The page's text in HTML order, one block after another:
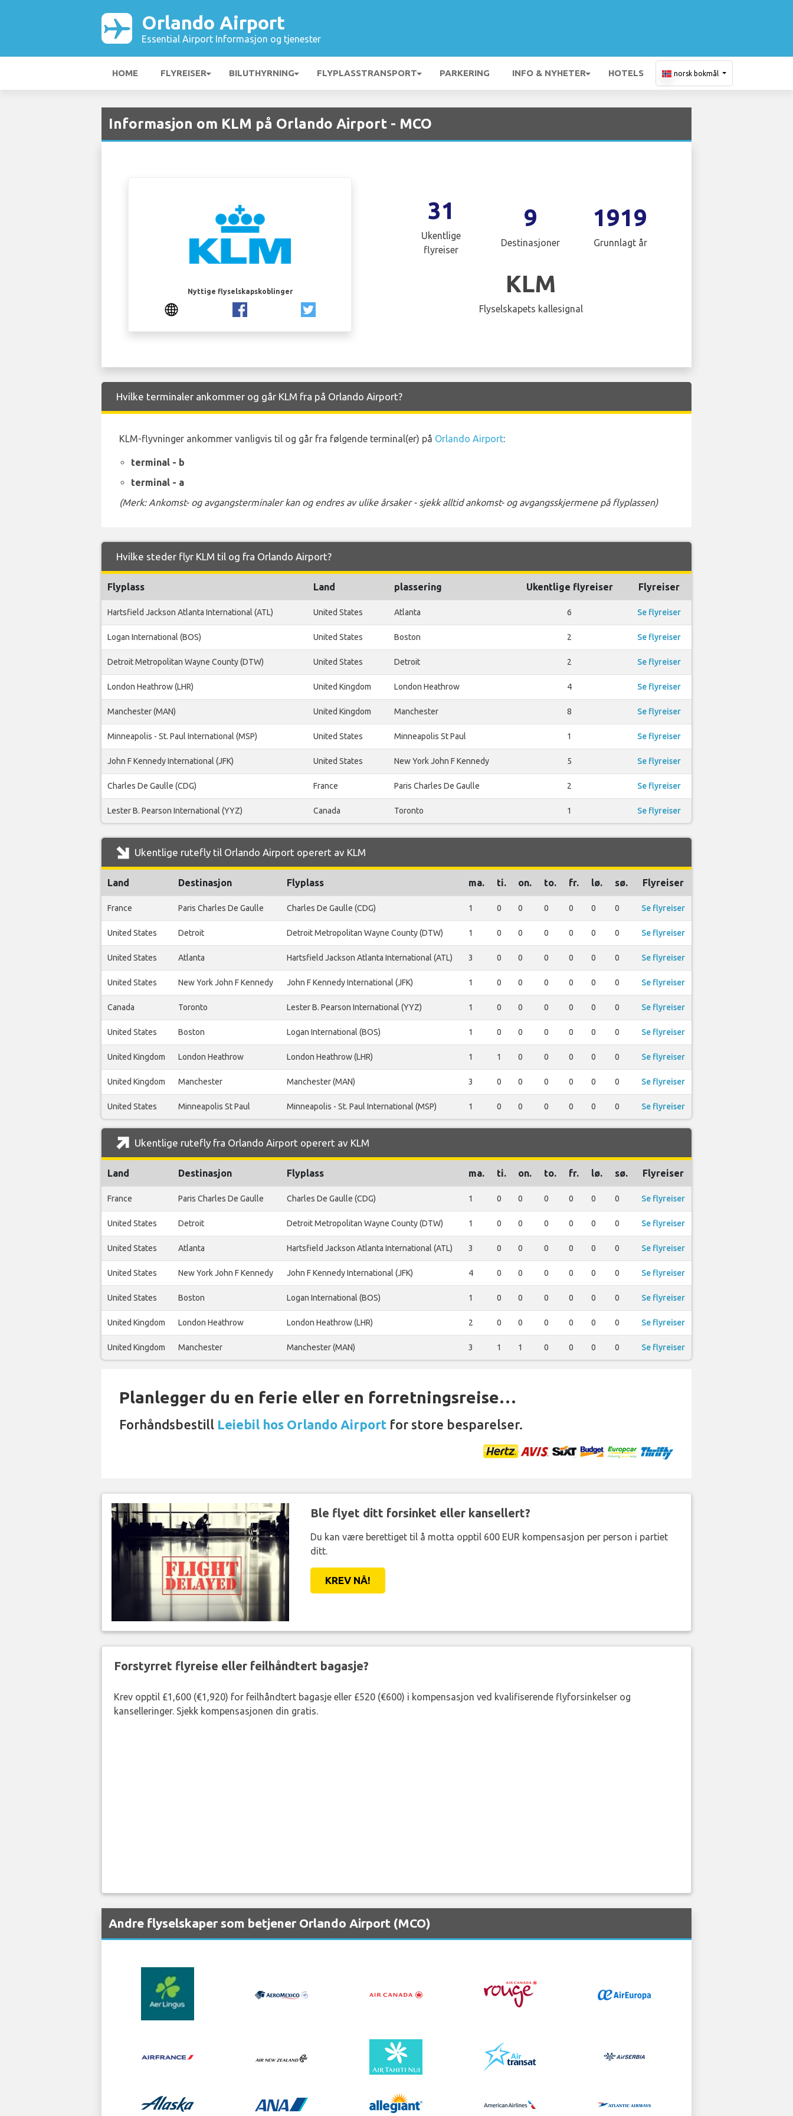
Orlando Airport
Essential Airport Informasjon og tjenester
HOME FLYREISER BILUTHYRNING FLYPLASSTRANSPORT PARKERING INFO & NYHETER HOTELS norsk bokmål
Informasjon om KLM på Orlando Airport - MCO
Nyttige flyselskapskoblinger
31
Ukentlige
flyreiser
9
Destinasjoner
1919
Grunnlagt år
KLM
Flyselskapets kallesignal
Hvilke terminaler ankommer og går KLM fra på Orlando Airport?
KLM-flyvninger ankommer vanligvis til og går fra følgende terminal(er) på Orlando Airport:
terminal - b
terminal - a
(Merk: Ankomst- og avgangsterminaler kan og endres av ulike årsaker - sjekk alltid ankomst- og avgangsskjermene på flyplassen)
Hvilke steder flyr KLM til og fra Orlando Airport?
Flyplass Land plassering Ukentlige flyreiser Flyreiser
Hartsfield Jackson Atlanta International (ATL) United States Atlanta 6 Se flyreiser
Logan International (BOS) United States Boston 2 Se flyreiser
Detroit Metropolitan Wayne County (DTW) United States Detroit 2 Se flyreiser
London Heathrow (LHR) United Kingdom London Heathrow 4 Se flyreiser
Manchester (MAN) United Kingdom Manchester 8 Se flyreiser
Minneapolis - St. Paul International (MSP) United States Minneapolis St Paul 1 Se flyreiser
John F Kennedy International (JFK) United States New York John F Kennedy 5 Se flyreiser
Charles De Gaulle (CDG) France Paris Charles De Gaulle 2 Se flyreiser
Lester B. Pearson International (YYZ) Canada Toronto 1 Se flyreiser
Ukentlige rutefly til Orlando Airport operert av KLM
Land Destinasjon Flyplass ma. ti. on. to. fr. lø. sø. Flyreiser
France Paris Charles De Gaulle Charles De Gaulle (CDG) 1 0 0 0 0 0 0 Se flyreiser
United States Detroit Detroit Metropolitan Wayne County (DTW) 1 0 0 0 0 0 0 Se flyreiser
United States Atlanta Hartsfield Jackson Atlanta International (ATL) 3 0 0 0 0 0 0 Se flyreiser
United States New York John F Kennedy John F Kennedy International (JFK) 1 0 0 0 0 0 0 Se flyreiser
Canada Toronto Lester B. Pearson International (YYZ) 1 0 0 0 0 0 0 Se flyreiser
United States Boston Logan International (BOS) 1 0 0 0 0 0 0 Se flyreiser
United Kingdom London Heathrow London Heathrow (LHR) 1 1 0 0 0 0 0 Se flyreiser
United Kingdom Manchester Manchester (MAN) 3 0 0 0 0 0 0 Se flyreiser
United States Minneapolis St Paul Minneapolis - St. Paul International (MSP) 1 0 0 0 0 0 0 Se flyreiser
Ukentlige rutefly fra Orlando Airport operert av KLM
Land Destinasjon Flyplass ma. ti. on. to. fr. lø. sø. Flyreiser
France Paris Charles De Gaulle Charles De Gaulle (CDG) 1 0 0 0 0 0 0 Se flyreiser
United States Detroit Detroit Metropolitan Wayne County (DTW) 1 0 0 0 0 0 0 Se flyreiser
United States Atlanta Hartsfield Jackson Atlanta International (ATL) 3 0 0 0 0 0 0 Se flyreiser
United States New York John F Kennedy John F Kennedy International (JFK) 4 0 0 0 0 0 0 Se flyreiser
United States Boston Logan International (BOS) 1 0 0 0 0 0 0 Se flyreiser
United Kingdom London Heathrow London Heathrow (LHR) 2 0 0 0 0 0 0 Se flyreiser
United Kingdom Manchester Manchester (MAN) 3 1 1 0 0 0 0 Se flyreiser
Planlegger du en ferie eller en forretningsreise…
Forhåndsbestill Leiebil hos Orlando Airport for store besparelser.
Ble flyet ditt forsinket eller kansellert?
Du kan være berettiget til å motta opptil 600 EUR kompensasjon per person i partiet
ditt.
KREV NÅ!
Forstyrret flyreise eller feilhåndtert bagasje?
Krev opptil £1,600 (€1,920) for feilhåndtert bagasje eller £520 (€600) i kompensasjon ved kvalifiserende flyforsinkelser og
kanselleringer. Sjekk kompensasjonen din gratis.
Andre flyselskaper som betjener Orlando Airport (MCO)